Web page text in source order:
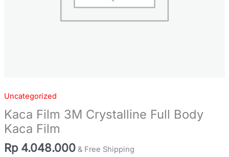
Uncategorized
Kaca Film 3M Crystalline Full Body
Kaca Film
Rp 4.048.000 & Free Shipping